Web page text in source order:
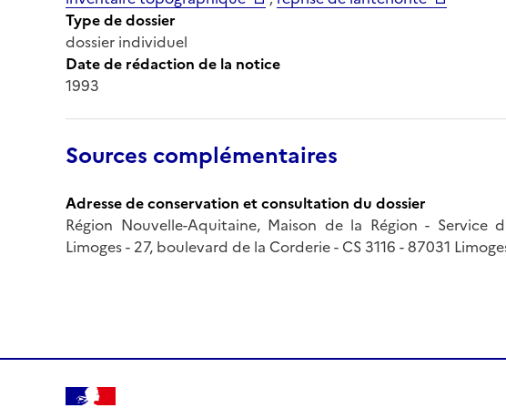
Type de dossier
dossier individuel
Date de rédaction de la notice
1993
Sources complémentaires
Adresse de conservation et consultation du dossier
Région Nouvelle-Aquitaine, Maison de la Région -
Limoges - 27, boulevard de la Corderie - CS 3116 - 87031